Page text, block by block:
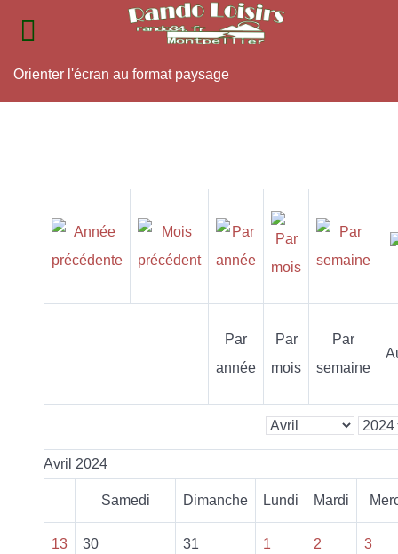
Orienter l'écran au format paysage
Par
année
Par
mois
Par
semaine
Avril 2024
Samedi Dimanche Lundi Mardi
13 30 31 1 2 3